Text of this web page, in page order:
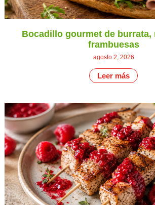
Bocadillo gourmet de burrata,
frambuesas
agosto 2, 2026
Leer más